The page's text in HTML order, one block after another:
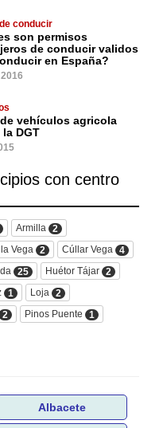
conducir
son permisos
de conducir validos
en España?
vehículos agricola
DGT
con centro
Armilla
2
Vega 2 Cúllar Vega
4
25 Huétor Tájar 2
1 Loja
2
2 Pinos Puente
1
Albacete